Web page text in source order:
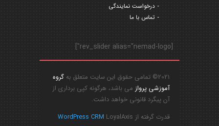
درخواست نمایندگی
تماس با ما
[rev_slider alias="nemad-logo"]
2021© تمامی حقوق این سایت متعلق به
گروه
آموزشی پرواز می باشد، هرگونه کپی برداری از
آن پیگرد قانونی خواهد داشت.
قدرت گرفته از
WordPress CRM LoyalAxis